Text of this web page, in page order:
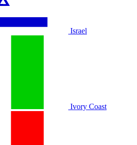
Israel
Ivory Coast